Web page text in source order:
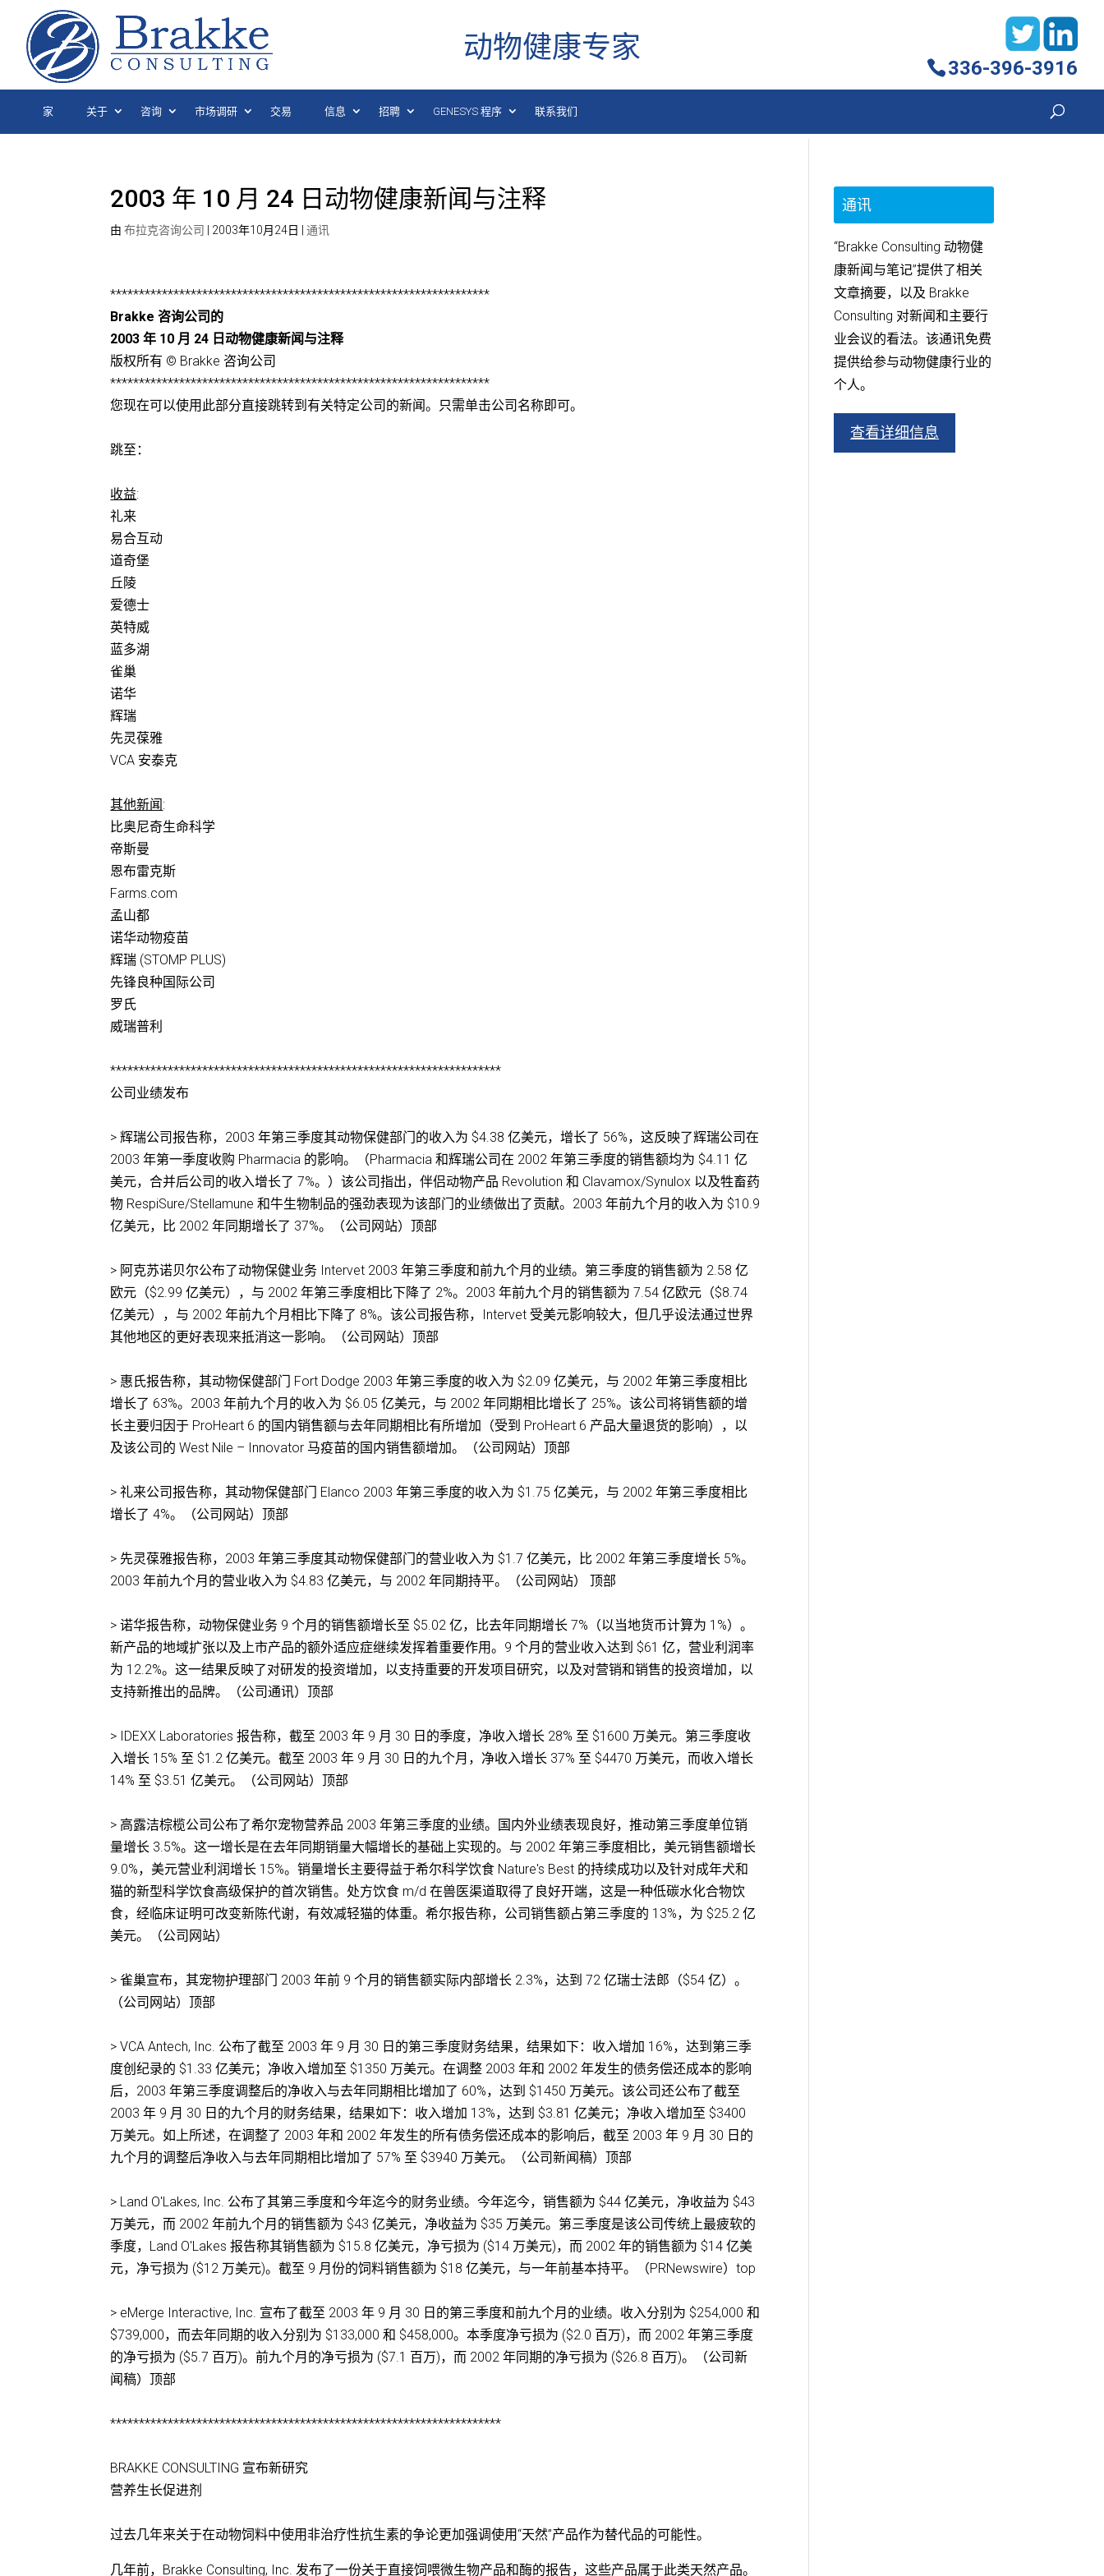
动物健康专家
336-396-3916
家 关于 咨询 市场调研 交易 信息 招聘 GENESYS 程序 联系我们
2003 年 10 月 24 日动物健康新闻与注释
由布拉克咨询公司 2003年10月24日 |通讯
******************************************************************
Brakke 咨询公司的
2003 年 10 月 24 日动物健康新闻与注释
版权所有 © Brakke 咨询公司
******************************************************************
您现在可以使用此部分直接跳转到有关特定公司的新闻。只需单击公司名称即可。
跳至：
收益:
礼来
易合互动
道奇堡
丘陵
爱德士
英特威
蓝多湖
雀巢
诺华
辉瑞
先灵葆雅
VCA 安泰克
其他新闻:
比奥尼奇生命科学
帝斯曼
恩布雷克斯
Farms.com
孟山都
诺华动物疫苗
辉瑞 (STOMP PLUS)
先锋良种国际公司
罗氏
威瑞普利
********************************************************************
公司业绩发布
> 辉瑞公司报告称，2003 年第三季度其动物保健部门的收入为 $4.38 亿美元，增长了 56%，这反映了辉瑞公司在
2003 年第一季度收购 Pharmacia 的影响。（Pharmacia 和辉瑞公司在 2002 年第三季度的销售额均为 $4.11 亿
美元，合并后公司的收入增长了 7%。）该公司指出，伴侣动物产品 Revolution 和 Clavamox/Synulox 以及牲畜药
物 RespiSure/Stellamune 和牛生物制品的强劲表现为该部门的业绩做出了贡献。2003 年前九个月的收入为 $10.9
亿美元，比 2002 年同期增长了 37%。（公司网站）顶部
> 阿克苏诺贝尔公布了动物保健业务 Intervet 2003 年第三季度和前九个月的业绩。第三季度的销售额为 2.58 亿
欧元（$2.99 亿美元），与 2002 年第三季度相比下降了 2%。2003 年前九个月的销售额为 7.54 亿欧元（$8.74
亿美元），与 2002 年前九个月相比下降了 8%。该公司报告称，Intervet 受美元影响较大，但几乎设法通过世界
其他地区的更好表现来抵消这一影响。（公司网站）顶部
> 惠氏报告称，其动物保健部门 Fort Dodge 2003 年第三季度的收入为 $2.09 亿美元，与 2002 年第三季度相比
增长了 63%。2003 年前九个月的收入为 $6.05 亿美元，与 2002 年同期相比增长了 25%。该公司将销售额的增
长主要归因于 ProHeart 6 的国内销售额与去年同期相比有所增加（受到 ProHeart 6 产品大量退货的影响），以
及该公司的 West Nile – Innovator 马疫苗的国内销售额增加。（公司网站）顶部
> 礼来公司报告称，其动物保健部门 Elanco 2003 年第三季度的收入为 $1.75 亿美元，与 2002 年第三季度相比
增长了 4%。（公司网站）顶部
> 先灵葆雅报告称，2003 年第三季度其动物保健部门的营业收入为 $1.7 亿美元，比 2002 年第三季度增长 5%。
2003 年前九个月的营业收入为 $4.83 亿美元，与 2002 年同期持平。（公司网站） 顶部
> 诺华报告称，动物保健业务 9 个月的销售额增长至 $5.02 亿，比去年同期增长 7%（以当地货币计算为 1%）。
新产品的地域扩张以及上市产品的额外适应症继续发挥着重要作用。9 个月的营业收入达到 $61 亿，营业利润率
为 12.2%。这一结果反映了对研发的投资增加，以支持重要的开发项目研究，以及对营销和销售的投资增加，以
支持新推出的品牌。（公司通讯）顶部
> IDEXX Laboratories 报告称，截至 2003 年 9 月 30 日的季度，净收入增长 28% 至 $1600 万美元。第三季度收
入增长 15% 至 $1.2 亿美元。截至 2003 年 9 月 30 日的九个月，净收入增长 37% 至 $4470 万美元，而收入增长
14% 至 $3.51 亿美元。（公司网站）顶部
> 高露洁棕榄公司公布了希尔宠物营养品 2003 年第三季度的业绩。国内外业绩表现良好，推动第三季度单位销
量增长 3.5%。这一增长是在去年同期销量大幅增长的基础上实现的。与 2002 年第三季度相比，美元销售额增长
9.0%，美元营业利润增长 15%。销量增长主要得益于希尔科学饮食 Nature's Best 的持续成功以及针对成年犬和
猫的新型科学饮食高级保护的首次销售。处方饮食 m/d 在兽医渠道取得了良好开端，这是一种低碳水化合物饮
食，经临床证明可改变新陈代谢，有效减轻猫的体重。希尔报告称，公司销售额占第三季度的 13%，为 $25.2 亿
美元。（公司网站）
> 雀巢宣布，其宠物护理部门 2003 年前 9 个月的销售额实际内部增长 2.3%，达到 72 亿瑞士法郎（$54 亿）。
（公司网站）顶部
> VCA Antech, Inc. 公布了截至 2003 年 9 月 30 日的第三季度财务结果，结果如下：收入增加 16%，达到第三季
度创纪录的 $1.33 亿美元；净收入增加至 $1350 万美元。在调整 2003 年和 2002 年发生的债务偿还成本的影响
后，2003 年第三季度调整后的净收入与去年同期相比增加了 60%，达到 $1450 万美元。该公司还公布了截至
2003 年 9 月 30 日的九个月的财务结果，结果如下：收入增加 13%，达到 $3.81 亿美元；净收入增加至 $3400
万美元。如上所述，在调整了 2003 年和 2002 年发生的所有债务偿还成本的影响后，截至 2003 年 9 月 30 日的
九个月的调整后净收入与去年同期相比增加了 57% 至 $3940 万美元。（公司新闻稿）顶部
> Land O'Lakes, Inc. 公布了其第三季度和今年迄今的财务业绩。今年迄今，销售额为 $44 亿美元，净收益为 $43
万美元，而 2002 年前九个月的销售额为 $43 亿美元，净收益为 $35 万美元。第三季度是该公司传统上最疲软的
季度，Land O'Lakes 报告称其销售额为 $15.8 亿美元，净亏损为 ($14 万美元)，而 2002 年的销售额为 $14 亿美
元，净亏损为 ($12 万美元)。截至 9 月份的饲料销售额为 $18 亿美元，与一年前基本持平。（PRNewswire）top
> eMerge Interactive, Inc. 宣布了截至 2003 年 9 月 30 日的第三季度和前九个月的业绩。收入分别为 $254,000 和
$739,000，而去年同期的收入分别为 $133,000 和 $458,000。本季度净亏损为 ($2.0 百万)，而 2002 年第三季度
的净亏损为 ($5.7 百万)。前九个月的净亏损为 ($7.1 百万)，而 2002 年同期的净亏损为 ($26.8 百万)。（公司新
闻稿）顶部
********************************************************************
BRAKKE CONSULTING 宣布新研究
营养生长促进剂
过去几年来关于在动物饲料中使用非治疗性抗生素的争论更加强调使用“天然”产品作为替代品的可能性。
几年前，Brakke Consulting, Inc. 发布了一份关于直接饲喂微生物产品和酶的报告，这些产品属于此类天然产品。
通讯
“Brakke Consulting 动物健
康新闻与笔记”提供了相关
文章摘要，以及 Brakke
Consulting 对新闻和主要行
业会议的看法。该通讯免费
提供给参与动物健康行业的
个人。
查看详细信息